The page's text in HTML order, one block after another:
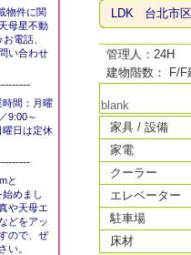
物件に関
母星不動
電話、
い合わせ
時間：月曜
9:00～
日は定休
と
めまし
や天母エ
どをアッ
ので、ぜ
い。
LDK 台北市区
管理人：24H
建物階数：
F/F
blank
家具 / 設備
家電
クーラー
エレベーター
駐車場
床材